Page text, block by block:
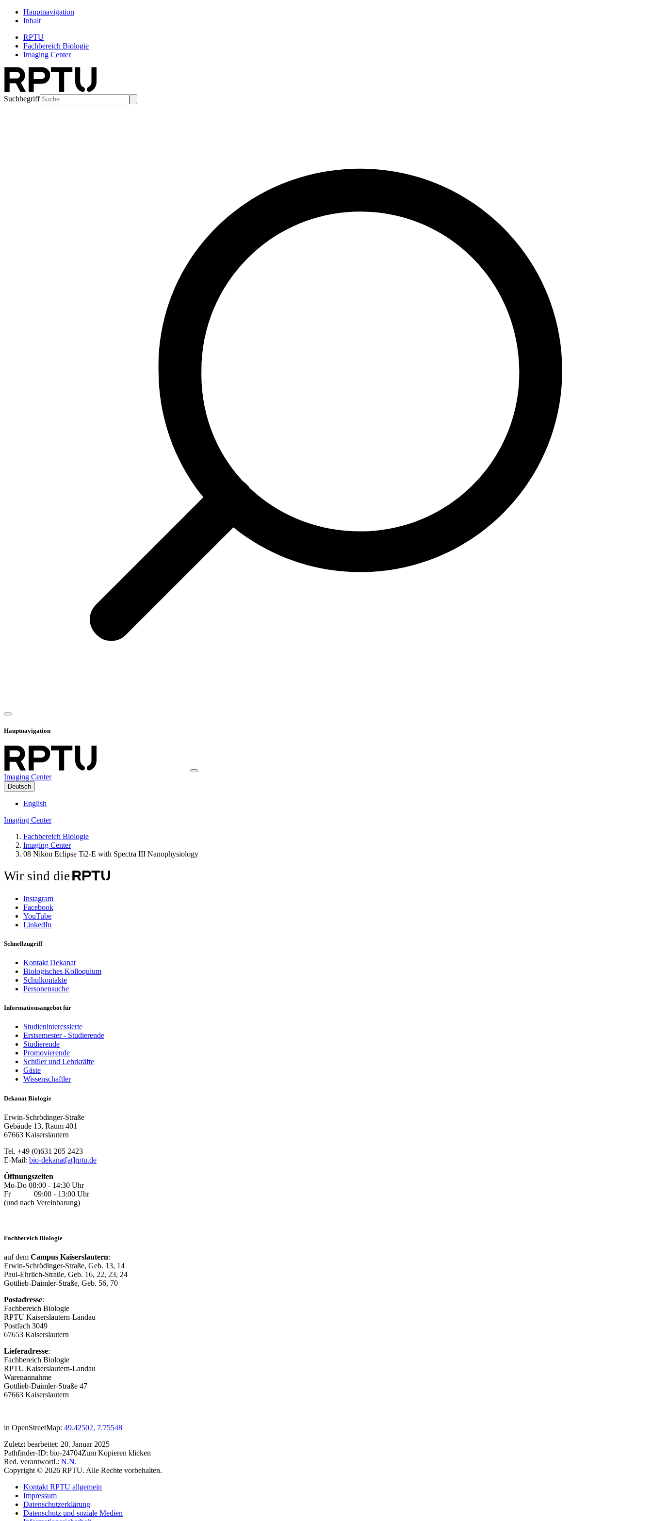
Hauptnavigation
Inhalt
RPTU
Fachbereich Biologie
Imaging Center
Suchbegriff
Hauptnavigation
Imaging Center
Deutsch
English
Imaging Center
Fachbereich Biologie
Imaging Center
08 Nikon Eclipse Ti2-E with Spectra III Nanophysiology
Wir sind die
Instagram
Facebook
YouTube
LinkedIn
Schnellzugriff
Kontakt Dekanat
Biologisches Kolloquium
Schulkontakte
Personensuche
Informationsangebot für
Studieninteressierte
Erstsemester - Studierende
Studierende
Promovierende
Schüler und Lehrkräfte
Gäste
Wissenschaftler
Dekanat Biologie
Erwin-Schrödinger-Straße
Gebäude 13, Raum 401
67663 Kaiserslautern
Tel. +49 (0)631 205 2423
E-Mail: bio-dekanat[at]rptu.de
Öffnungszeiten
Mo-Do 08:00 - 14:30 Uhr
Fr 09:00 - 13:00 Uhr
(und nach Vereinbarung)
Fachbereich Biologie
auf dem Campus Kaiserslautern:
Erwin-Schrödinger-Straße, Geb. 13, 14
Paul-Ehrlich-Straße, Geb. 16, 22, 23, 24
Gottlieb-Daimler-Straße, Geb. 56, 70
Postadresse:
Fachbereich Biologie
RPTU Kaiserslautern-Landau
Postfach 3049
67653 Kaiserslautern
Lieferadresse:
Fachbereich Biologie
RPTU Kaiserslautern-Landau
Warenannahme
Gottlieb-Daimler-Straße 47
67663 Kaiserslautern
in OpenStreetMap: 49.42502, 7.75548
Zuletzt bearbeitet: 20. Januar 2025
Pathfinder-ID: bio-24704Zum Kopieren klicken
Red. verantwortl.: N.N.
Copyright © 2026 RPTU. Alle Rechte vorbehalten.
Kontakt RPTU allgemein
Impressum
Datenschutzerklärung
Datenschutz und soziale Medien